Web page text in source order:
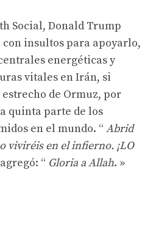
Social, Donald Trump
insultos para apoyarlo,
energéticas y
vitales en Irán, si
de Ormuz, por
quinta parte de los
en el mundo. “ Abrid
viviréis en el infierno. ¡LO
“ Gloria a Allah. »